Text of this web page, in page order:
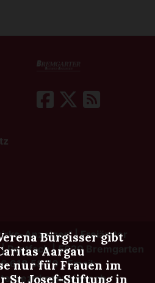
Bürgisser gibt
Aargau
nur für Frauen im
St. Josef-Stiftung in
Anzeiger" | Freiämter
Postfach | 5620 Bremgarten
618 58 70 | Email: